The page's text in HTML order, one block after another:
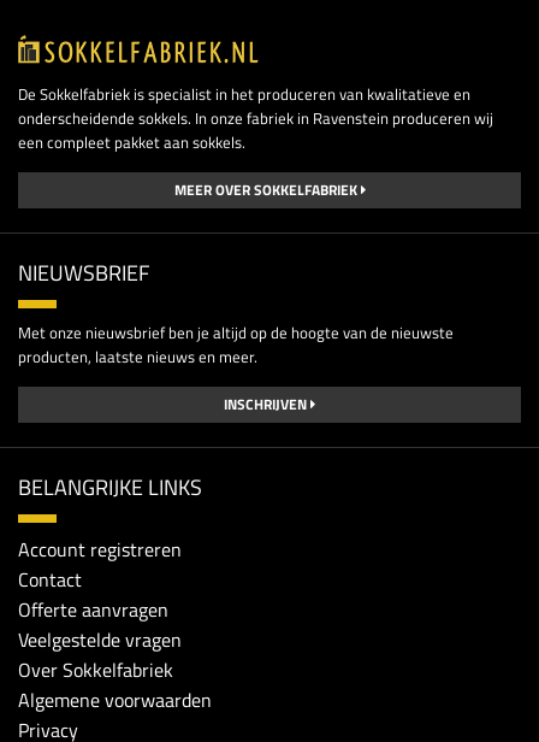
De Sokkelfabriek is specialist in het produceren van kwalitatieve en
onderscheidende sokkels. In onze fabriek in Ravenstein produceren wij
een compleet pakket aan sokkels.
MEER OVER SOKKELFABRIEK
NIEUWSBRIEF
Met onze nieuwsbrief ben je altijd op de hoogte van de nieuwste
producten, laatste nieuws en meer.
INSCHRIJVEN
BELANGRIJKE LINKS
Account registreren
Contact
Offerte aanvragen
Veelgestelde vragen
Over Sokkelfabriek
Algemene voorwaarden
Privacy